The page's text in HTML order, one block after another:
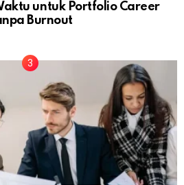
untuk Portfolio Career
Burnout